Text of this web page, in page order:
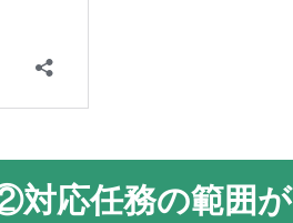
対応任務の範囲が